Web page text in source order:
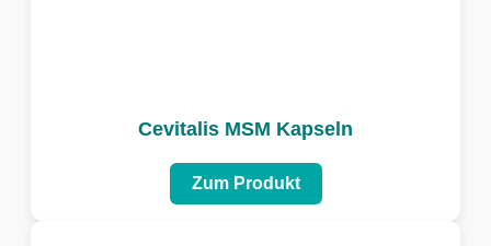
Cevitalis MSM Kapseln
Zum Produkt